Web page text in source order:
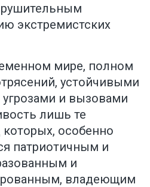
экстремистских
мире, полном
устойчивыми
и вызовами
лишь те
которых, особенно
патриотичным и
и
владеющим